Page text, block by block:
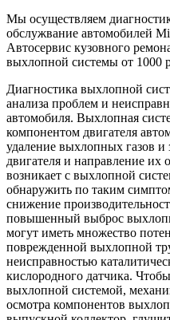
Мы осуществляем
обслужвание автомобилей
Автосервис кузовного
выхлопной системы от 1000
Диагностика выхлопной
анализа проблем и
автомобиля. Выхлопная
компонентом двигателя
удаление выхлопных газов
двигателя и направление их
возникает с выхлопной
обнаружить по таким
снижение
повышенный выброс
могут иметь множество
поврежденной выхлопной
неисправностью
кислородного датчика.
выхлопной системой,
осмотра компонентов